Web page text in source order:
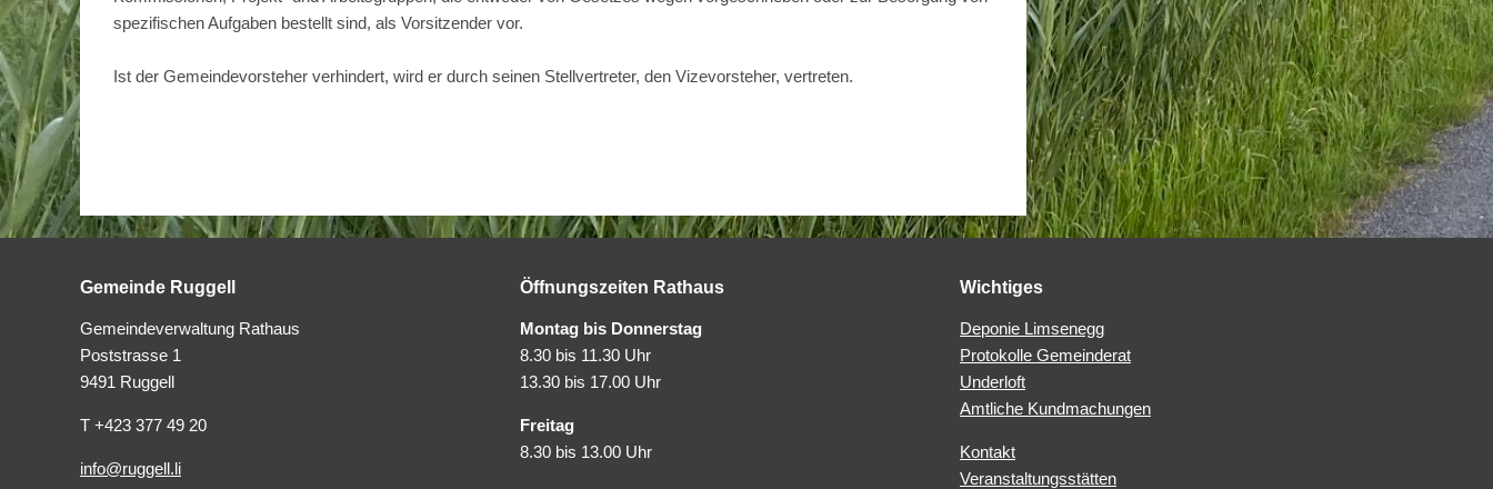
spezifischen Aufgaben bestellt sind, als Vorsitzender vor.
Ist der Gemeindevorsteher verhindert, wird er durch seinen Stellvertreter, den Vizevorsteher, vertreten.
Gemeinde Ruggell
Gemeindeverwaltung Rathaus
Poststrasse 1
9491 Ruggell
T +423 377 49 20
info@ruggell.li
Öffnungszeiten Rathaus
Montag bis Donnerstag
8.30 bis 11.30 Uhr
13.30 bis 17.00 Uhr
Freitag
8.30 bis 13.00 Uhr
Wichtiges
Deponie Limsenegg
Protokolle Gemeinderat
Underloft
Amtliche Kundmachungen
Kontakt
Veranstaltungsstätten